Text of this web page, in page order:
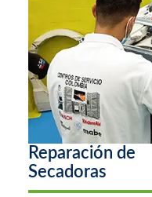
Reparación de
Secadoras